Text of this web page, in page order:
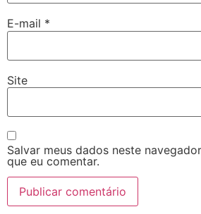
E-mail *
Site
Salvar meus dados neste
que eu comentar.